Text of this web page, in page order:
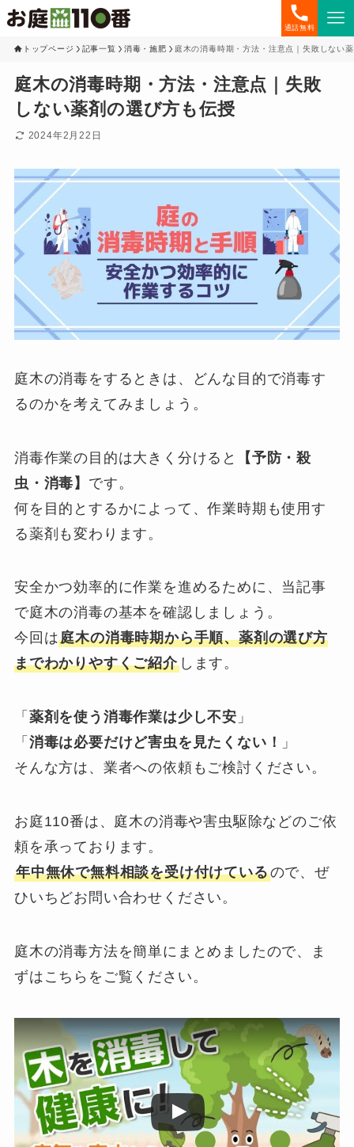
通話無料
トップページ 記事一覧 消毒・施肥 庭木の消毒時期・方法・注意点｜失敗しない
庭木の消毒時期・方法・注意点｜失敗
しない薬剤の選び方も伝授
2024年2月22日
庭木の消毒をするときは、どんな目的で消毒す
るのかを考えてみましょう。
消毒作業の目的は大きく分けると
【予防・殺
虫・消毒】 です。
何を目的とするかによって、作業時期も使用す
る薬剤も変わります。
安全かつ効率的に作業を進めるために、当記事
で庭木の消毒の基本を確認しましょう。
今回は庭木の消毒時期から手順、薬剤の選び方
までわかりやすくご紹介します。
「 薬剤を使う消毒作業は少し不安 」
「 消毒は必要だけど害虫を見たくない！
」
そんな方は、業者への依頼もご検討ください。
お庭110番は、庭木の消毒や害虫駆除などのご依
頼を承っております。
年中無休で無料相談を受け付けているので、ぜ
ひいちどお問い合わせください。
庭木の消毒方法を簡単にまとめましたので、ま
ずはこちらをご覧ください。